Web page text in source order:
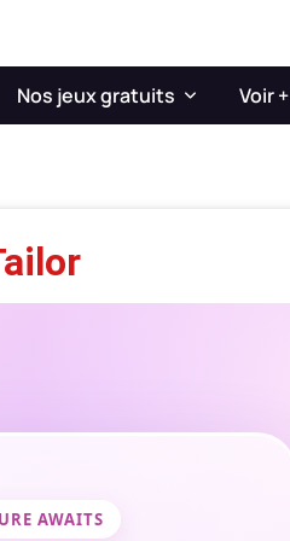
Nos jeux gratuits Voir +